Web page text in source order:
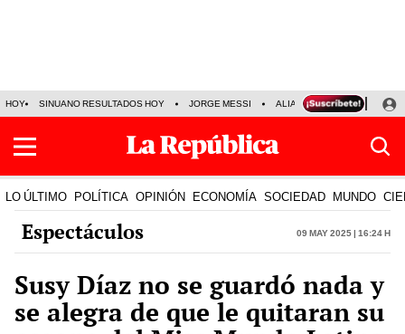
HOY SINUANO RESULTADOS HOY JORGE MESSI ALIANZA LIMA VS SPORT
LO ÚLTIMO POLÍTICA OPINIÓN ECONOMÍA SOCIEDAD MUNDO
Espectáculos 09 May 2025 | 16:24 h
Susy Díaz no se guardó nada y
se alegra de que le quitaran su